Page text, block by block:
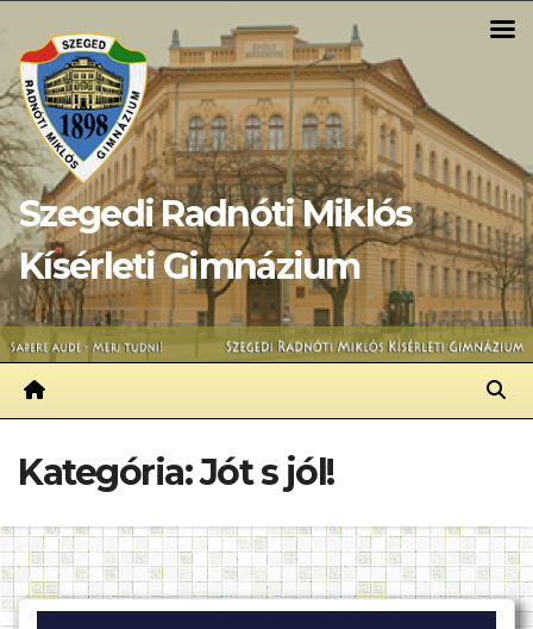
content
Szegedi Radnóti Miklós
Kísérleti Gimnázium
Kategória:Jót s jól!